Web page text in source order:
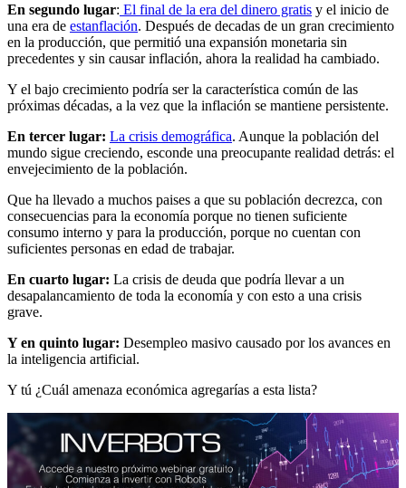
En segundo lugar: El final de la era del dinero gratis y el inicio de
una era de estanflación. Después de decadas de un gran crecimiento
en la producción, que permitió una expansión monetaria sin
precedentes y sin causar inflación, ahora la realidad ha cambiado.
Y el bajo crecimiento podría ser la característica común de las
próximas décadas, a la vez que la inflación se mantiene persistente.
En tercer lugar: La crisis demográfica. Aunque la población del
mundo sigue creciendo, esconde una preocupante realidad detrás: el
envejecimiento de la población.
Que ha llevado a muchos paises a que su población decrezca, con
consecuencias para la economía porque no tienen suficiente
consumo interno y para la producción, porque no cuentan con
suficientes personas en edad de trabajar.
En cuarto lugar: La crisis de deuda que podría llevar a un
desapalancamiento de toda la economía y con esto a una crisis
grave.
Y en quinto lugar: Desempleo masivo causado por los avances en
la inteligencia artificial.
Y tú ¿Cuál amenaza económica agregarías a esta lista?